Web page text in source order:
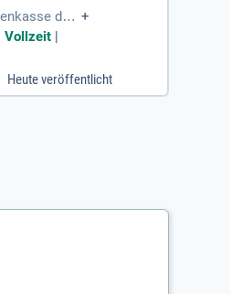
dur +
Vollzeit |
Heute veröffentlicht